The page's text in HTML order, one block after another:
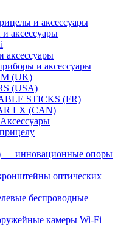
и аксессуары
аксессуары
и аксессуары
(UK)
(USA)
STICKS (FR)
LX (CAN)
— инновационные опоры
оптических
беспроводные
камеры Wi-Fi